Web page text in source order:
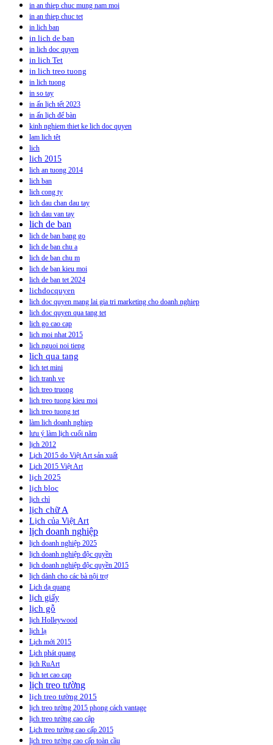
in an thiep chuc mung nam moi
in an thiep chuc tet
in lich ban
in lich de ban
in lich doc quyen
in lich Tet
in lich treo tuong
in lich tuong
in so tay
in ấn lịch tết 2023
in ấn lịch để bàn
kinh nghiem thiet ke lich doc quyen
lam lich têt
lich
lich 2015
lich an tuong 2014
lich ban
lich cong ty
lich dau chan dau tay
lich dau van tay
lich de ban
lich de ban bang go
lich de ban chu a
lich de ban chu m
lich de ban kieu moi
lich de ban tet 2024
lichdocquyen
lich doc quyen mang lai gia tri marketing cho doanh nghiep
lich doc quyen qua tang tet
lich go cao cap
lich moi nhat 2015
lich nguoi noi tieng
lich qua tang
lich tet mini
lich tranh ve
lich treo truong
lich treo tuong kieu moi
lich treo tuong tet
làm lich doanh nghiep
lưu ý làm lịch cuối năm
lịch 2012
Lịch 2015 do Việt Art sản xuất
Lịch 2015 Việt Art
lịch 2025
lịch bloc
lịch chì
lịch chữ A
Lịch của Việt Art
lịch doanh nghiệp
lịch doanh nghiệp 2025
lịch doanh nghiệp độc quyền
lịch doanh nghiệp độc quyền 2015
lịch dành cho các bà nội trợ
Lịch dạ quang
lịch giấy
lịch gỗ
lịch Holleywood
lịch lạ
Lịch mới 2015
Lịch phát quang
lịch RuArt
lịch tet cao cap
lịch treo tường
lịch treo tường 2015
lịch treo tường 2015 phong cách vantage
lịch treo tường cao câp
Lịch treo tường cao cấp 2015
lịch treo tường cao cấp toàn cầu